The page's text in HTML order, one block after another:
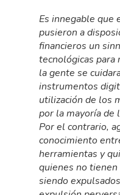
Es innegable que
pusieron a
financieros un
tecnológicas para
la gente se
instrumentos
utilización de los
por la mayoría de
Por el contrario,
conocimiento
herramientas y
quienes no
siendo